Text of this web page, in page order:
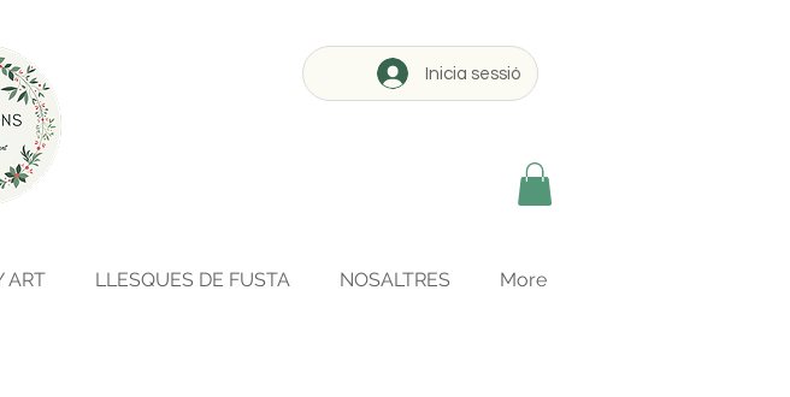
Inicia sessió
ART LLESQUES DE FUSTA NOSALTRES More